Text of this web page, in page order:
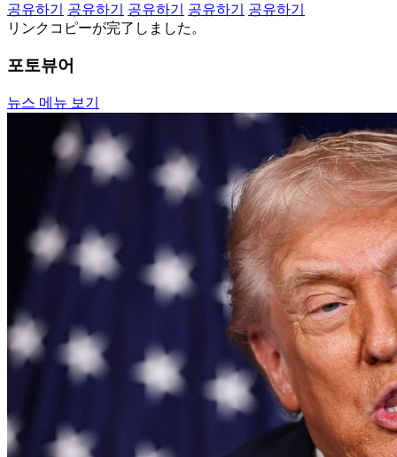
공유하기
공유하기 공유하기 공유하기
공유하기
リンクコピーが完了しました。
포토뷰어
뉴스 메뉴 보기